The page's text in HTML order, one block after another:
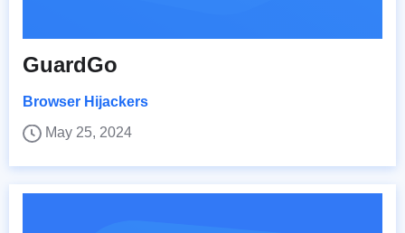
GuardGo
Browser Hijackers
May 25, 2024